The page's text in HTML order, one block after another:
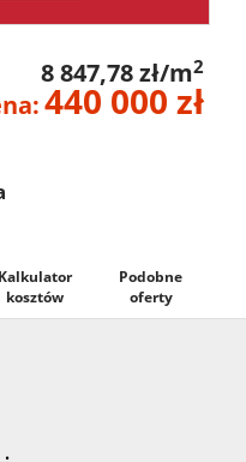
Praca
8 847,78 zł/m2
440 000 zł
Kalkulator
kosztów
Podobne
oferty